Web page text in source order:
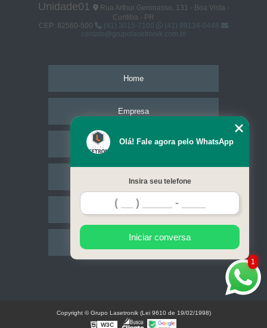
Unidade01
Rua Arthur Geronasso, 131 - Boa Vista -
Curitiba - PR
CEP: 82560-500
(41) 3015-7100
(41) 99134-0448
contato@grupolasetronik.com.br
Home
Empresa
Missão
Serviços
Contato
Mapa do site
1
Olá! Fale agora pelo WhatsApp
Insira seu telefone
Iniciar conversa
Copyright © Grupo Lasetronik (Lei 9610 de 19/02/1998)
W3C